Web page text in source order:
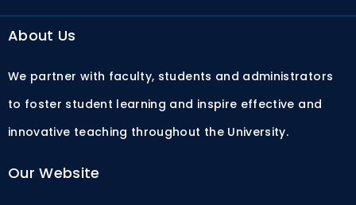
About Us
We partner with faculty, students and administrators
to foster student learning and inspire effective and
innovative teaching throughout the University.
Our Website